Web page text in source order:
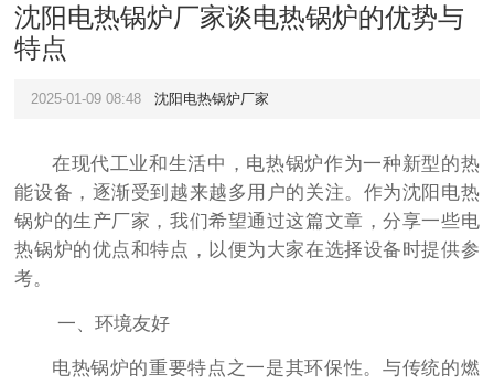
沈阳电热锅炉厂家谈电热锅炉的优势与
特点
2025-01-09 08:48 沈阳电热锅炉厂家
在现代工业和生活中，电热锅炉作为一种新型的热
能设备，逐渐受到越来越多用户的关注。作为沈阳电热
锅炉的生产厂家，我们希望通过这篇文章，分享一些电
热锅炉的优点和特点，以便为大家在选择设备时提供参
考。
一、环境友好
电热锅炉的重要特点之一是其环保性。与传统的燃